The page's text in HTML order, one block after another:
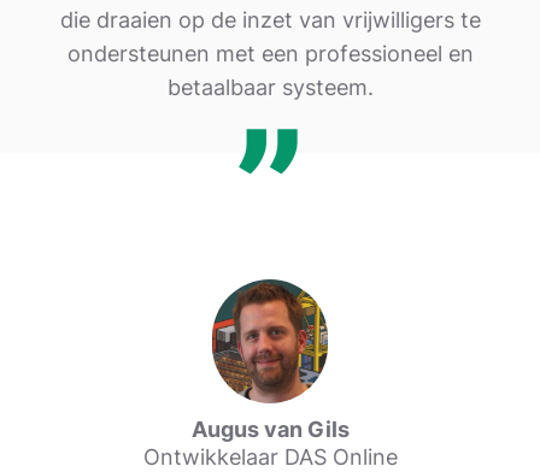
die draaien op de inzet van vrijwilligers te
ondersteunen met een professioneel en
betaalbaar systeem.
”
Augus van Gils
Ontwikkelaar DAS Online